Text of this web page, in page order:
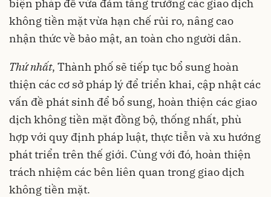
biện pháp để vừa đảm tăng trưởng các giao dịch
không tiền mặt vừa hạn chế rủi ro, nâng cao
nhận thức về bảo mật, an toàn cho người dân.
Thứ nhất, Thành phố sẽ tiếp tục bổ sung hoàn
thiện các cơ sở pháp lý để triển khai, cập nhật các
vấn đề phát sinh để bổ sung, hoàn thiện các giao
dịch không tiền mặt đồng bộ, thống nhất, phù
hợp với quy định pháp luật, thực tiễn và xu hướng
phát triển trên thế giới. Cùng với đó, hoàn thiện
trách nhiệm các bên liên quan trong giao dịch
không tiền mặt.